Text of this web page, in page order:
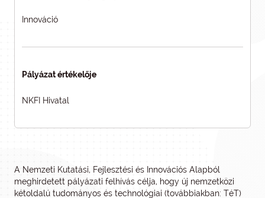
Innováció
Pályázat értékelője
NKFI Hivatal
A Nemzeti Kutatási, Fejlesztési és Innovációs Alapból
meghirdetett pályázati felhívás célja, hogy új nemzetközi
kétoldalú tudományos és technológiai (továbbiakban: TéT)